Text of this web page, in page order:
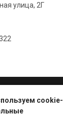
улица, 2Г
cookie-